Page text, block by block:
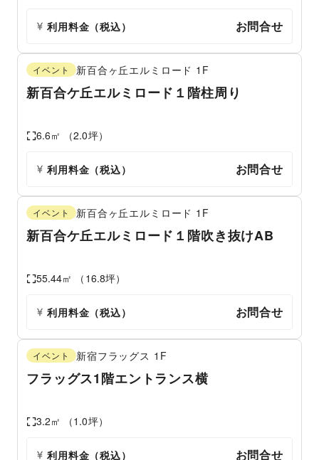
利用料金（税込） お問合せ
イベント 新百合ヶ丘エルミロード 1F
新百合ケ丘エルミロード１階柱周り
6.6㎡ （2.0坪）
利用料金（税込） お問合せ
イベント 新百合ヶ丘エルミロード 1F
新百合ケ丘エルミロード１階吹き抜けAB
55.44㎡ （ 16.8坪）
利用料金（税込） お問合せ
イベント 新宿フラッグス 1F
フラッグス1階エントランス横
3.2㎡ （1.0坪）
利用料金（税込） お問合せ